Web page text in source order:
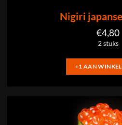
Nigiri
€4,80
2 stuks
+1 AAN